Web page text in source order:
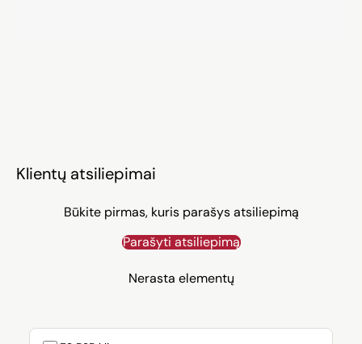
Klientų atsiliepimai
Būkite pirmas, kuris parašys atsiliepimą
Parašyti atsiliepimą
Nerasta elementų